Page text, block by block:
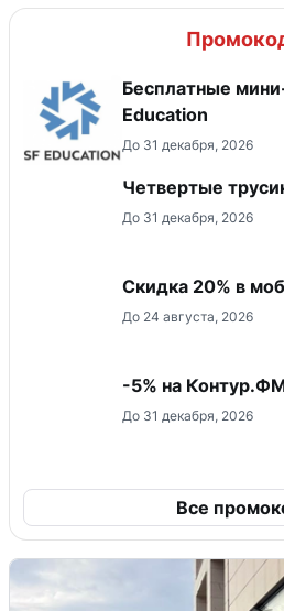
Бесплатные
Education
До 31 декабря, 2026
Четвертые
До 31 декабря, 2026
Скидка 20% в
До 24 августа, 2026
-5% на
До 31 декабря, 2026
Все